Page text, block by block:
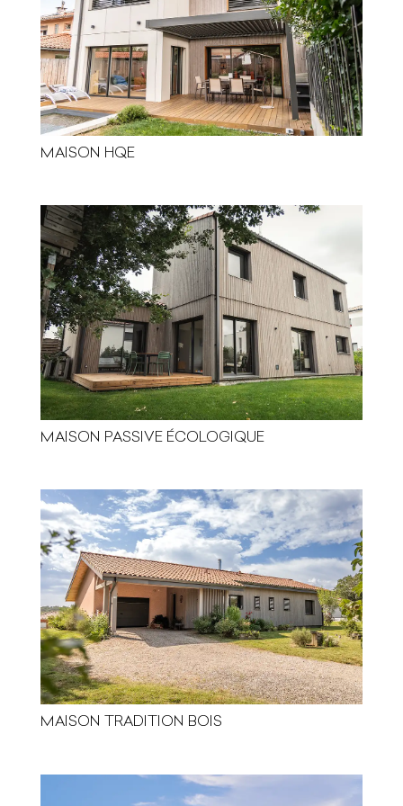
MAISON HQE
MAISON PASSIVE ÉCOLOGIQUE
MAISON TRADITION BOIS